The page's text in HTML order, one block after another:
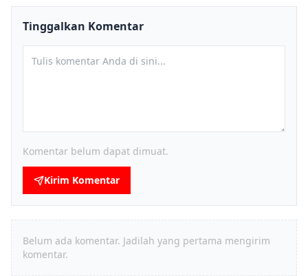
Tinggalkan Komentar
Komentar belum dapat dimuat.
Kirim Komentar
Belum ada komentar. Jadilah yang pertama mengirim
komentar.